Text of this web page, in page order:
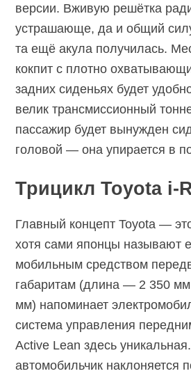
версии. Вживую решётка
устрашающе, да и общий
та ещё акула получилась.
кокпит с плотно
задних сиденьях будет
велик трансмиссионный
пассажир будет вынужден
головой — она упирается в
Трицикл Toyota i-
Главный концепт Toyota —
хотя сами японцы называют
мобильным средством
габаритам (длина — 2 350
мм) напоминает
система управления
Active Lean здесь
автомобильчик наклоняется